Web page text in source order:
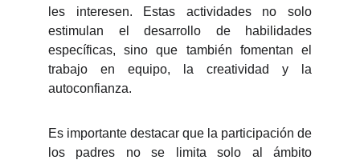
les interesen. Estas actividades no solo
estimulan el desarrollo de habilidades
específicas, sino que también fomentan el
trabajo en equipo, la creatividad y la
autoconfianza.
Es importante destacar que la participación de
los padres no se limita solo al ámbito